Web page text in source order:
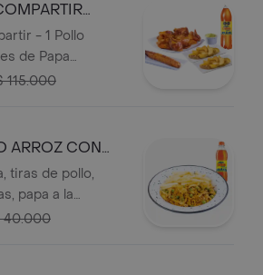
- 1 Pollo
de Papa
Maduro + 1
115.000
ARROZ CON
tiras de pollo,
papa a la
personal.
40.000